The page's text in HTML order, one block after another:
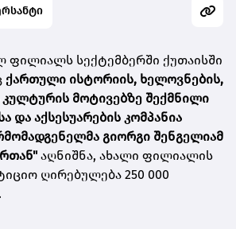
ფილიალს სექტემბერში ქუთაისში
ქართული ისტორიის, ხელოვნების,
მოტივებზე შექმნილი
და აქსესუარების კომპანია
გიორგი შენგელიამ
აღნიშნა, ახალი ფილიალის
ღირებულება 250 000